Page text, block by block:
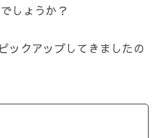
しょうか？
ックアップしてきましたの